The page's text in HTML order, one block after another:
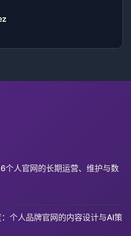
个人官网的长期运营、维护与数
个人品牌官网的内容设计与AI策